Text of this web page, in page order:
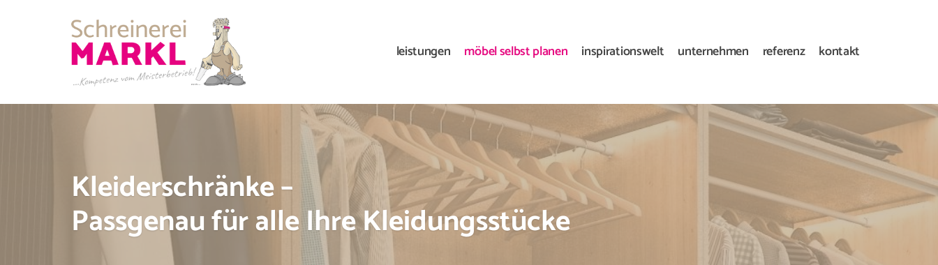
leistungen möbel selbst planen inspirationswelt unternehmen referenz kontakt
Kleiderschränke –
Passgenau für alle Ihre Kleidungsstücke